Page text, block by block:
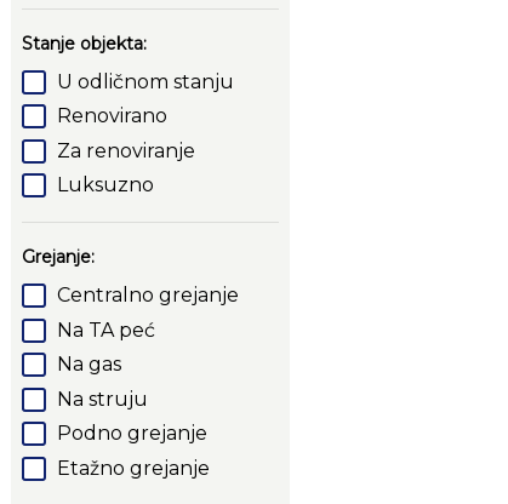
Stanje objekta:
U odličnom stanju
Renovirano
Za renoviranje
Luksuzno
Grejanje:
Centralno grejanje
Na TA peć
Na gas
Na struju
Podno grejanje
Etažno grejanje